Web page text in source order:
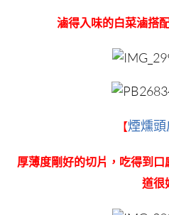
滷得入味的白菜滷搭
【煙燻頭
厚薄度剛好的切片，吃得到
道很